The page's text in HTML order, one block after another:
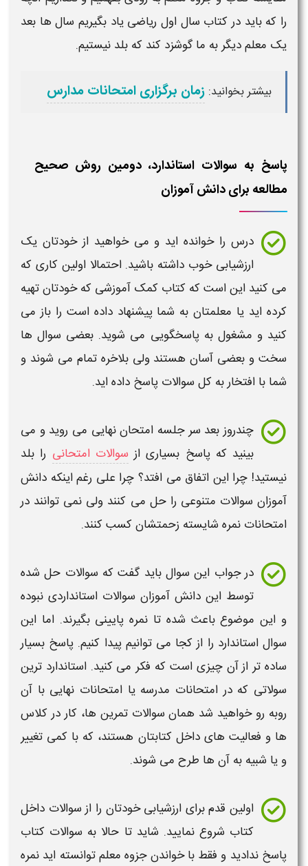
را که باید در کتاب سال اول ریاضییاد بگیریم سال ها بعد
یک معلمدیگر به ما گوشزد کند که بلد نیستیم.
بیشتر بخوانید: زمان برگزاری امتحانات مدارس
پاسخ به سوالات استاندارد، دومین روش صحیح
مطالعه برای دانش آموزان
درس را خوانده اید و می خواهید از خودتان یک
ارزشیابیخوب داشته باشید. احتمالا اولین کاری که
می کنید این است که کتاب کمک آموزشی که خودتان تهیه
کرده اید یا معلمتان به شما پیشنهاد داده است را باز می
کنید و مشغول به پاسخگویی می شوید. بعضی سوال ها
سخت و بعضی آسان هستند ولی بلاخره تمام می شوند و
شما با افتخار به کل سوالات پاسخ داده اید.
چندروز بعد سر جلسه امتحان نهایی می روید و می
بینید که پاسخ بسیاری از سوالات امتحانی را بلد
نیستید! چرا این اتفاق می افتد؟ چرا علی رغم اینکه دانش
آموزان سوالات متنوعی را حل می کنند ولی نمی توانند در
امتحانات نمره شایسته زحمتشان کسب کنند.
در جواب این سوال باید گفت که سوالات حل شده
توسط این دانش آموزان سوالات استانداردی نبوده
و این موضوع باعث شده تا نمره پایینی بگیرند. اما این
سوال استاندارد را از کجا می توانیم پیدا کنیم. پاسخ بسیار
ساده تر از آن چیزی است که فکر می کنید.استاندارد ترین
سولاتی که در امتحانات مدرسه یا امتحانات نهایی با آن
روبه رو خواهید شد همان سوالاتتمرین ها، کار در کلاس
ها و فعالیت های داخل کتابتان هستند، که با کمی تغییر
و یا شبیه به آن ها طرح می شوند.
اولین قدم برای ارزشیابیخودتان را ازسوالات داخل
کتاب شروع نمایید. شاید تا حالا به سوالات کتاب
پاسخ ندادید و فقط با خواندنجزوه معلم توانسته اید نمره